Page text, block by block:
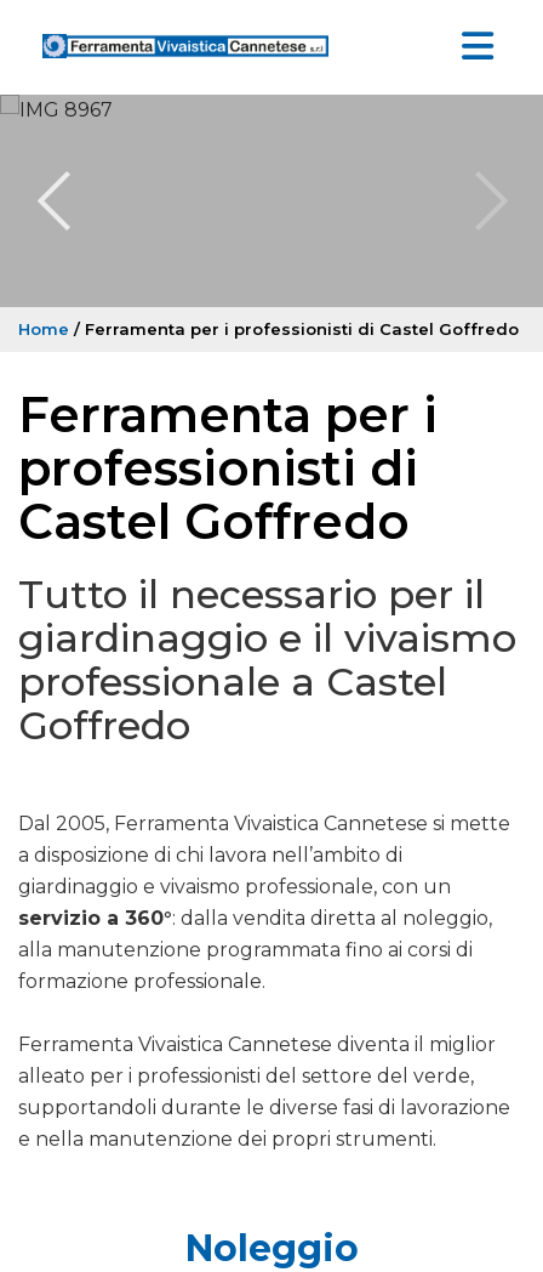
Home / Ferramenta per i professionisti di Castel Goffredo
Ferramenta per i
professionisti di
Castel Goffredo
Tutto il necessario per il
giardinaggio e il vivaismo
professionale a Castel
Goffredo
Dal 2005, Ferramenta Vivaistica Cannetese si mette
a disposizione di chi lavora nell’ambito di
giardinaggio e vivaismo professionale, con un
servizio a 360°: dalla vendita diretta al noleggio,
alla manutenzione programmata fino ai corsi di
formazione professionale.
Ferramenta Vivaistica Cannetese diventa il miglior
alleato per i professionisti del settore del verde,
supportandoli durante le diverse fasi di lavorazione
e nella manutenzione dei propri strumenti.
Noleggio